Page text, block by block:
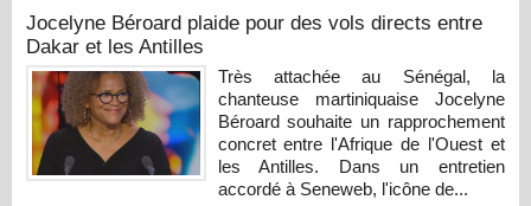
Jocelyne Béroard plaide pour des vols directs entre
Dakar et les Antilles
Très attachée au Sénégal, la
chanteuse martiniquaise Jocelyne
Béroard souhaite un rapprochement
concret entre l'Afrique de l'Ouest et
les Antilles. Dans un entretien
accordé à Seneweb, l'icône de...